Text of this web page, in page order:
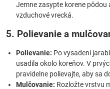
Jemne zasypte korene
vzduchové vrecká.
5. Polievanie a
Polievanie: Po vysadení
usadila okolo koreňov. V
pravidelne polievajte, aby sa
Mulčovanie: Rozložte vrstvu